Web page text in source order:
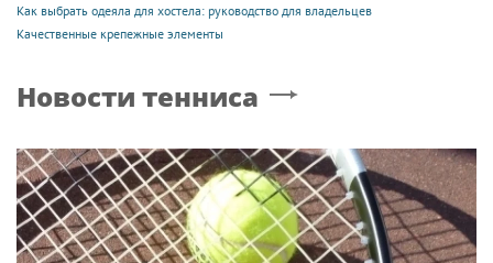
Как выбрать одеяла для хостела: руководство для владельцев
Качественные крепежные элементы
Новости тенниса